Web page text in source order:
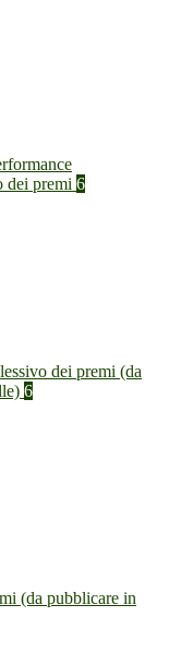
dei premi 6
dei premi (da
6
(da pubblicare in